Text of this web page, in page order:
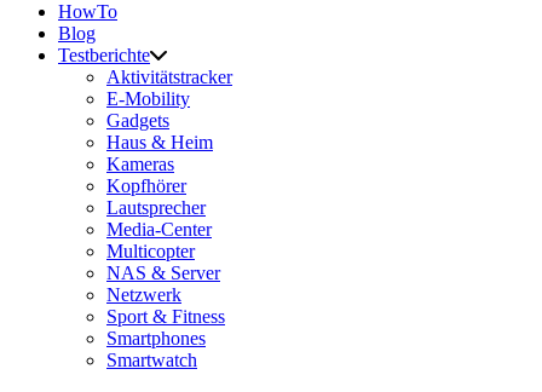
HowTo
Blog
Testberichte
Aktivitätstracker
E-Mobility
Gadgets
Haus & Heim
Kameras
Kopfhörer
Lautsprecher
Media-Center
Multicopter
NAS & Server
Netzwerk
Sport & Fitness
Smartphones
Smartwatch